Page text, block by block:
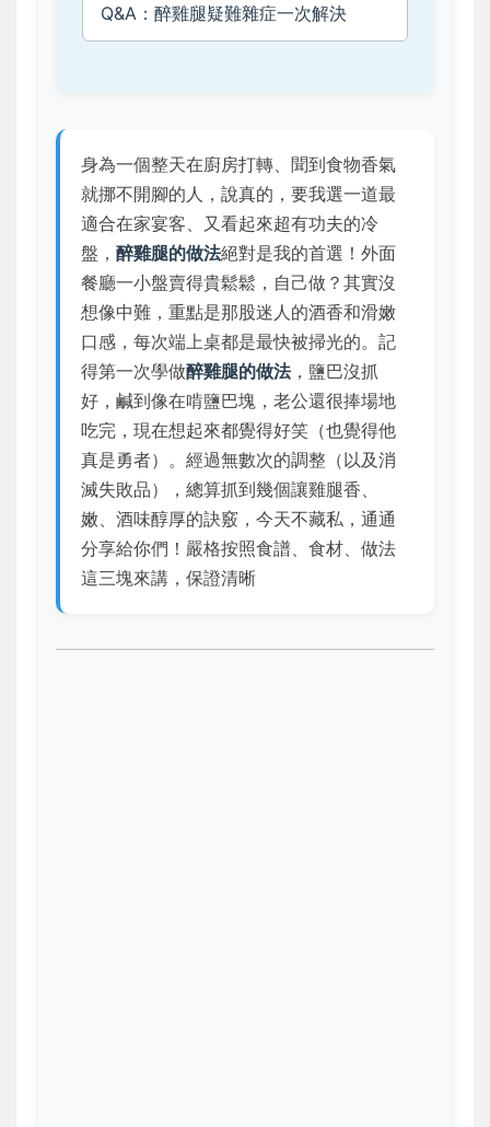
Q&A：醉雞腿疑難雜症一次解決
身為一個整天在廚房打轉、聞到食物香氣
就挪不開腳的人，說真的，要我選一道最
適合在家宴客、又看起來超有功夫的冷
盤，醉雞腿的做法絕對是我的首選！外面
餐廳一小盤賣得貴鬆鬆，自己做？其實沒
想像中難，重點是那股迷人的酒香和滑嫩
口感，每次端上桌都是最快被掃光的。記
得第一次學做醉雞腿的做法，鹽巴沒抓
好，鹹到像在啃鹽巴塊，老公還很捧場地
吃完，現在想起來都覺得好笑（也覺得他
真是勇者）。經過無數次的調整（以及消
滅失敗品），總算抓到幾個讓雞腿香、
嫩、酒味醇厚的訣竅，今天不藏私，通通
分享給你們！嚴格按照食譜、食材、做法
這三塊來講，保證清晰